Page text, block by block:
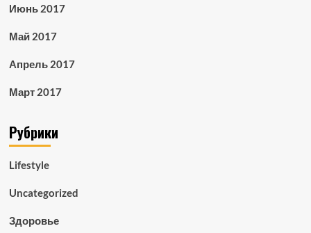
Июнь 2017
Май 2017
Апрель 2017
Март 2017
Рубрики
Lifestyle
Uncategorized
Здоровье